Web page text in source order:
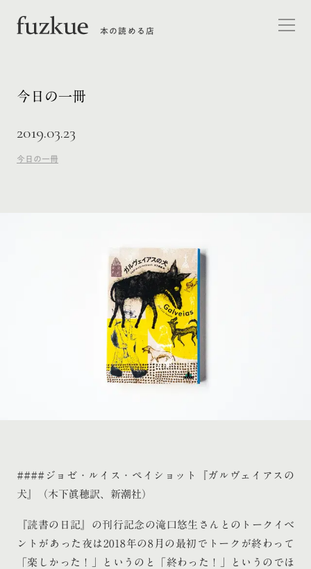
本の読める店
今日の一冊
2019.03.23
今日の一冊
####ジョゼ・ルイス・ペイショット『ガルヴェイアスの
犬』（木下眞穂訳、新潮社）
『読書の日記』の刊行記念の滝口悠生さんとのトークイベ
ントがあった夜は2018年の8月の最初でトークが終わって
「楽しかった！」というのと「終わった！」というのでほ